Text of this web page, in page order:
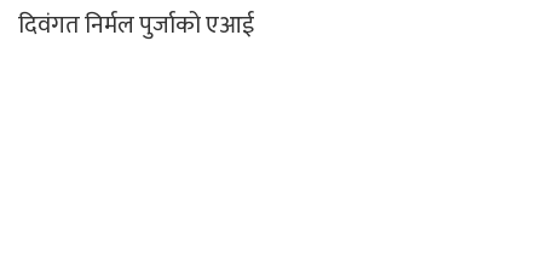
दिवंगत निर्मल पुर्जाको एआई